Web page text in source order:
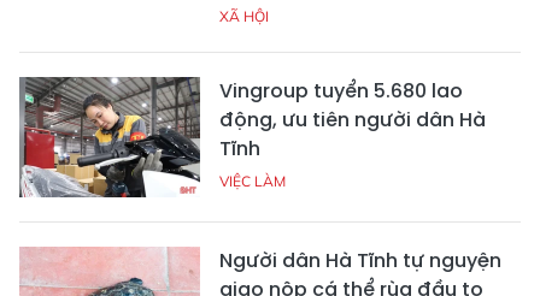
XÃ HỘI
Vingroup tuyển 5.680 lao
động, ưu tiên người dân Hà
Tĩnh
VIỆC LÀM
Người dân Hà Tĩnh tự nguyện
giao nộp cá thể rùa đầu to